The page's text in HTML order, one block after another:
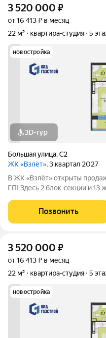
3 520 000 ₽
от 16 413 ₽ в месяц
22 м²
квартира-студия 5
новостройка
3D-тур
Большая улица,С2
ЖК «Взлёт», 3 квартал 2027
В ЖК «Взлёт» открыты
ГП! Здесь 2 блок-секции и 13
холлов, благоустроенным
традиционно, представлен
Позвонить
3 520 000 ₽
от 16 413 ₽ в месяц
22 м²
квартира-студия 5
новостройка